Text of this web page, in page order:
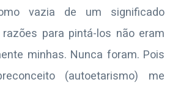
vazia de um significado
para pintá-los não eram
minhas. Nunca foram. Pois
(autoetarismo) me